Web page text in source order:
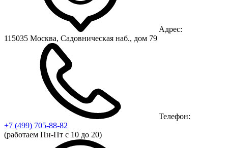
Адрес:
115035 Москва, Садовническая наб., дом 79
Телефон:
+7 (499) 705-88-82
(работаем Пн-Пт с 10 до 20)